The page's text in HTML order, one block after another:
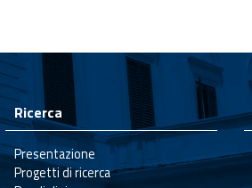
Ricerca
Presentazione
Progetti di ricerca